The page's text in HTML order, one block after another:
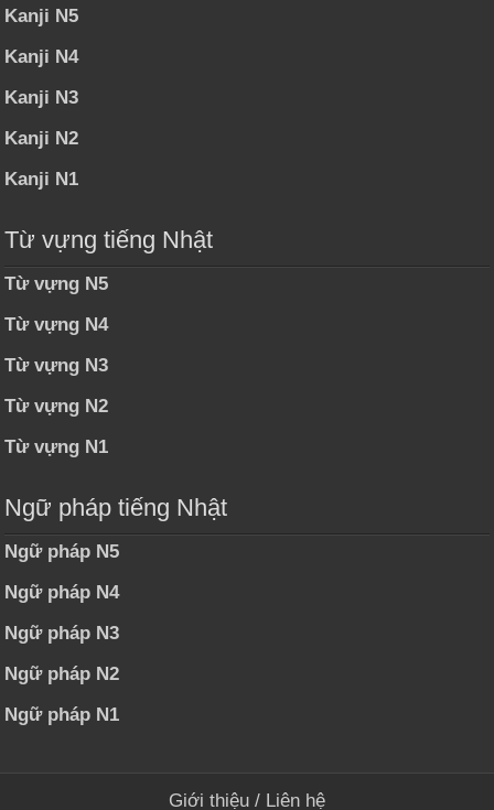
Kanji N5
Kanji N4
Kanji N3
Kanji N2
Kanji N1
Từ vựng tiếng Nhật
Từ vựng N5
Từ vựng N4
Từ vựng N3
Từ vựng N2
Từ vựng N1
Ngữ pháp tiếng Nhật
Ngữ pháp N5
Ngữ pháp N4
Ngữ pháp N3
Ngữ pháp N2
Ngữ pháp N1
Giới thiệu / Liên hệ